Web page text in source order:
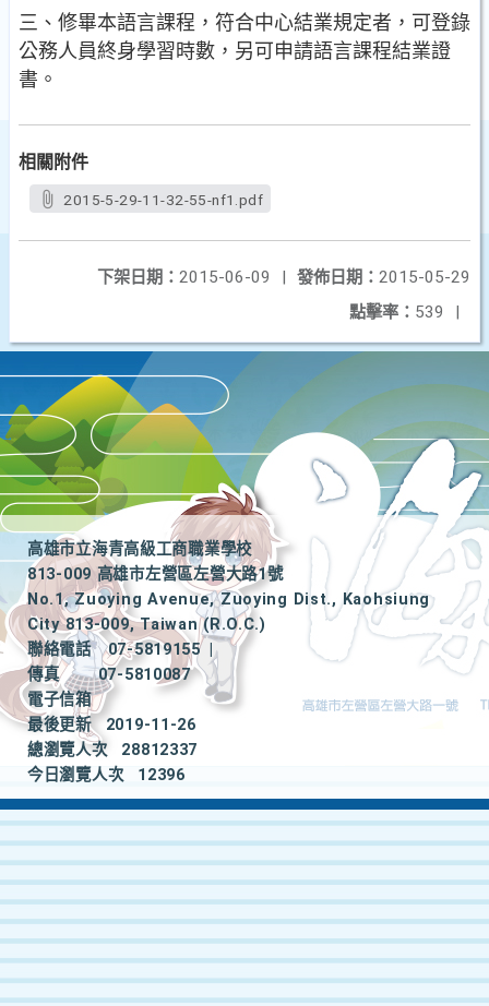
三、修畢本語言課程，符合中心結業規定者，可登錄
公務人員終身學習時數，另可申請語言課程結業證
書。
相關附件
2015-5-29-11-32-55-nf1.pdf
發佈日期： 2015-05-29
下架日期： 2015-06-09
|
點擊率： 539 |
高雄市立海青高級工商職業學校
813-009 高雄市左營區左營大路1號
No.1, Zuoying Avenue, Zuoying Dist., Kaohsiung
City 813-009, Taiwan (R.O.C.)
聯絡電話
07-5819155
|
傳真
07-5810087
電子信箱
最後更新
2019-11-26
總瀏覽人次
28812337
今日瀏覽人次
12396